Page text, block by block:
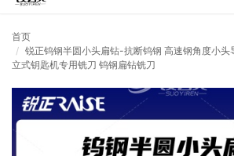
首页
锐正钨钢半圆小头扁钻-抗断钨钢 高速钢角度小头
立式钥匙机专用铣刀 钨钢扁钻铣刀